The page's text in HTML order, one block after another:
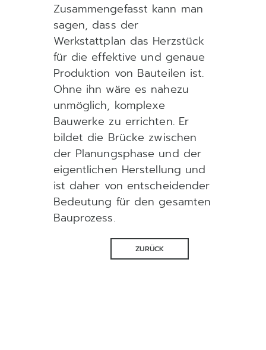
Zusammengefasst kann man
sagen, dass der
Werkstattplan das Herzstück
für die effektive und genaue
Produktion von Bauteilen ist.
Ohne ihn wäre es nahezu
unmöglich, komplexe
Bauwerke zu errichten. Er
bildet die Brücke zwischen
der Planungsphase und der
eigentlichen Herstellung und
ist daher von entscheidender
Bedeutung für den gesamten
Bauprozess.
ZURÜCK